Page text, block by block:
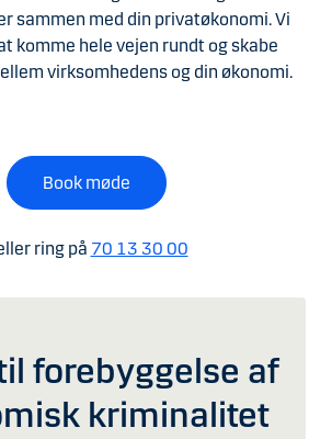
sammen med din privatøkonomi. Vi
komme hele vejen rundt og skabe
virksomhedens og din økonomi.
Book møde
ring på 70 13 30 00
forebyggelse af
kriminalitet